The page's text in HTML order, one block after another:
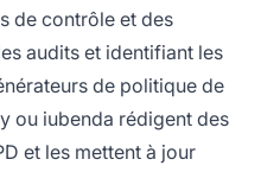
de contrôle et des
audits et identifiant les
de politique de
ou iubenda rédigent des
et les mettent à jour